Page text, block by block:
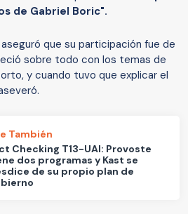
de Gabriel Boric".
aseguró que su participación fue de
sobre todo con los temas de
y cuando tuvo que explicar el
También
Checking T13-UAI: Provoste
dos programas y Kast se
de su propio plan de